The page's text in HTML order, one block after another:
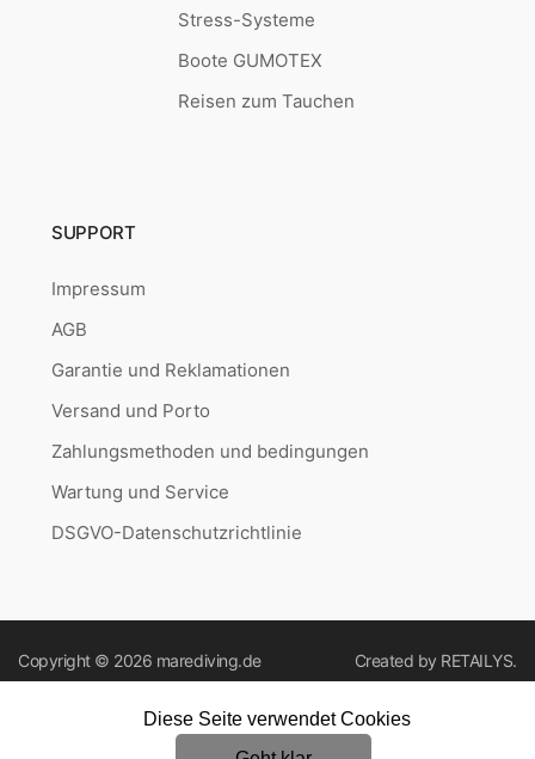
Stress-Systeme
Boote GUMOTEX
Reisen zum Tauchen
SUPPORT
Impressum
AGB
Garantie und Reklamationen
Versand und Porto
Zahlungsmethoden und bedingungen
Wartung und Service
DSGVO-Datenschutzrichtlinie
Copyright © 2026 marediving.de Created by RETAILYS.
Diese Seite verwendet Cookies